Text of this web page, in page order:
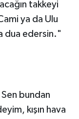
takkeyi
ya da Ulu
dua edersin."
bundan
kışın hava